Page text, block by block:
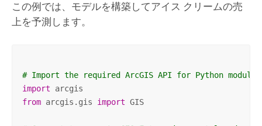
この例では、モデルを構築してアイス クリームの売
上を予測します。
# Import the required ArcGIS API for Python modules
import
from arcgis.gis import GIS